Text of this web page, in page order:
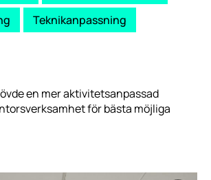
Teknikanpassning
en mer aktivitetsanpassad
för bästa möjliga